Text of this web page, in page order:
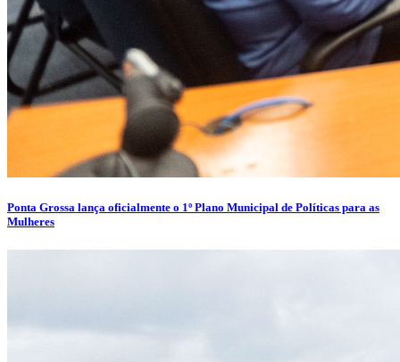
Ponta Grossa lança oficialmente o 1º Plano Municipal de Políticas para as
Mulheres